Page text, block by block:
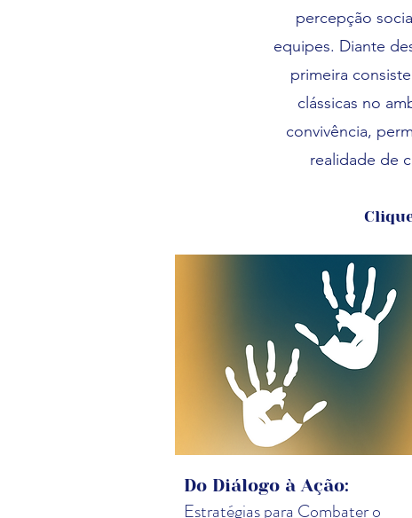
percepção
equipes. Diante
primeira
clássicas no
convivência,
realidade de
Do Diálogo à Ação:
Estratégias para Combater o